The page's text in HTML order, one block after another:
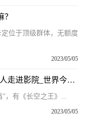
位于顶级群体，无额度
2023/05/05
“五一档”兰州电影票房650万元 16.7万人走进影院_世界今日报
”，有《长空之王》...
2023/05/05